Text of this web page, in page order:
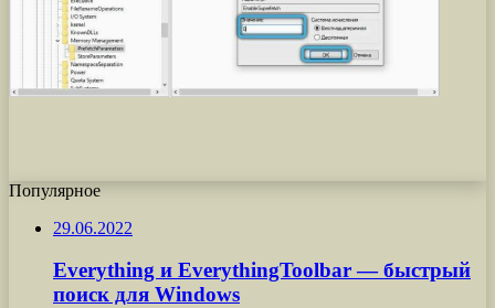
Популярное
29.06.2022
Everything и EverythingToolbar — быстрый
поиск для Windows